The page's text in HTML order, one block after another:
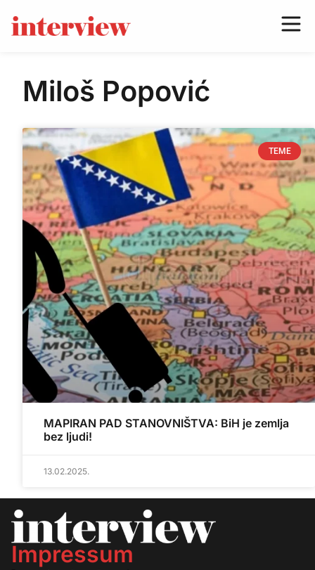
Miloš Popović
TEME
MAPIRAN PAD STANOVNIŠTVA: BiH je zemlja
bez ljudi!
13.02.2025.
Impressum